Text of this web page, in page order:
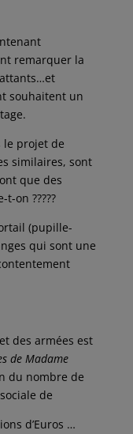
remarquer la
souhaitent un
le projet de
similaires, sont
que des
on ?????
(pupille-
qui sont une
des armées est
de Madame
du nombre de
de
d’Euros …